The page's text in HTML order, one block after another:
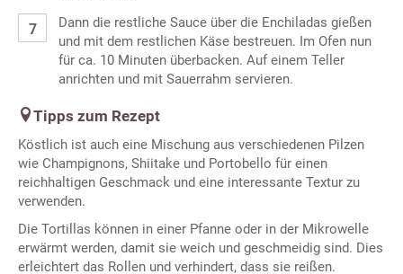
Dann die restliche Sauce über die Enchiladas gießen
und mit dem restlichen Käse bestreuen. Im Ofen nun
für ca. 10 Minuten überbacken. Auf einem Teller
anrichten und mit Sauerrahm servieren.
Tipps zum Rezept
Köstlich ist auch eine Mischung aus verschiedenen Pilzen
wie Champignons, Shiitake und Portobello für einen
reichhaltigen Geschmack und eine interessante Textur zu
verwenden.
Die Tortillas können in einer Pfanne oder in der Mikrowelle
erwärmt werden, damit sie weich und geschmeidig sind. Dies
erleichtert das Rollen und verhindert, dass sie reißen.